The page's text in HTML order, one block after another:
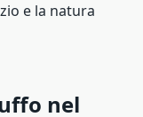
e la natura
nel